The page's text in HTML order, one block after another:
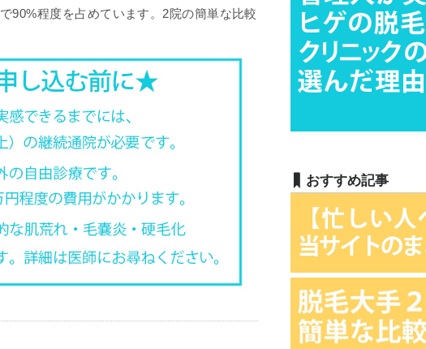
90%程度を占めています。2院の簡単な比較
おすすめ記事